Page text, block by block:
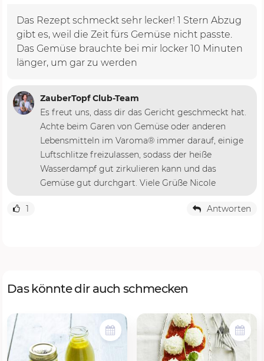
Das Rezept schmeckt sehr lecker! 1 Stern Abzug
gibt es, weil die Zeit fürs Gemüse nicht passte.
Das Gemüse brauchte bei mir locker 10 Minuten
länger, um gar zu werden
ZauberTopf Club-Team
Es freut uns, dass dir das Gericht geschmeckt hat.
Achte beim Garen von Gemüse oder anderen
Lebensmitteln im Varoma® immer darauf, einige
Luftschlitze freizulassen, sodass der heiße
Wasserdampf gut zirkulieren kann und das
Gemüse gut durchgart. Viele Grüße Nicole
1 Antworten
Das könnte dir auch schmecken